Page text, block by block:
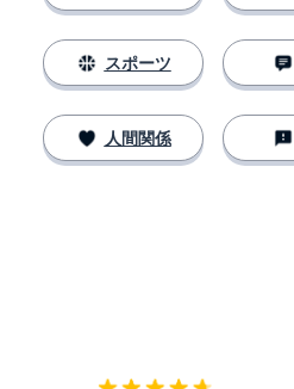
スポーツ
人間関係